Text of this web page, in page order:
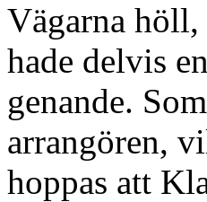
Vägarna
hade delvis
genande.
arrangören,
hoppas att